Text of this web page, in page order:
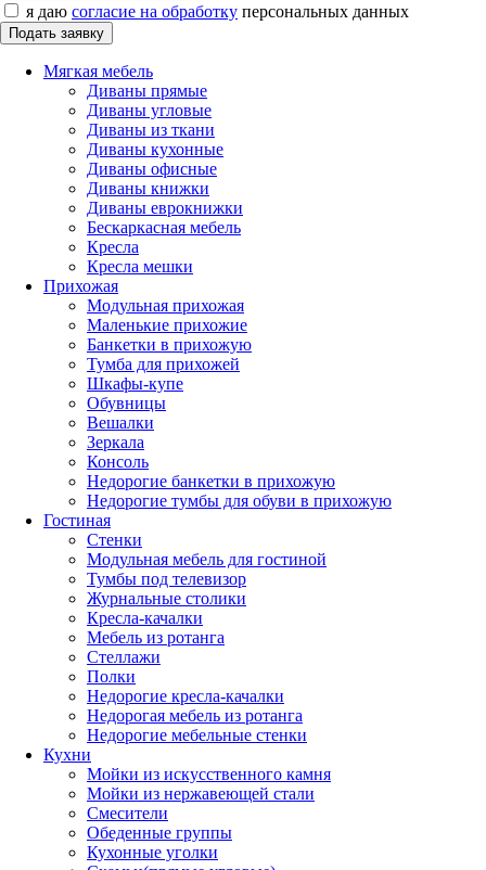
я даю согласие на обработку персональных данных
Мягкая мебель
Диваны прямые
Диваны угловые
Диваны из ткани
Диваны кухонные
Диваны офисные
Диваны книжки
Диваны еврокнижки
Бескаркасная мебель
Кресла
Кресла мешки
Прихожая
Модульная прихожая
Маленькие прихожие
Банкетки в прихожую
Тумба для прихожей
Шкафы-купе
Обувницы
Вешалки
Зеркала
Консоль
Недорогие банкетки в прихожую
Недорогие тумбы для обуви в прихожую
Гостиная
Стенки
Модульная мебель для гостиной
Тумбы под телевизор
Журнальные столики
Кресла-качалки
Мебель из ротанга
Стеллажи
Полки
Недорогие кресла-качалки
Недорогая мебель из ротанга
Недорогие мебельные стенки
Кухни
Мойки из искусственного камня
Мойки из нержавеющей стали
Смесители
Обеденные группы
Кухонные уголки